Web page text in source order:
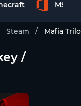
MS
Steam Mafia
/